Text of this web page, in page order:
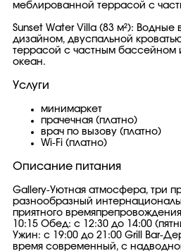
меблированной террасой с
Sunset Water Villa (83 м²):
дизайном, двуспальной
террасой с частным бассейном
океан.
Услуги
минимаркет
прачечная (платно)
врач по вызову (платно)
Wi-Fi (платно)
Описание питания
Gallery-Уютная атмосфера, три
разнообразный
приятного
10:15 Обед: с 12:30 до 14:00
Ужин: с 19:00 до 21:00 Grill Bar-
время современный, с